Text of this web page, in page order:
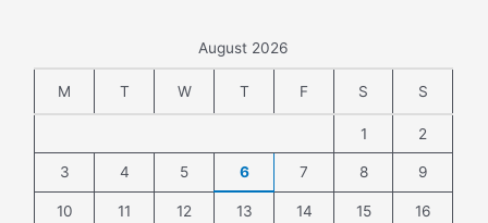
August 2026
M T W T F S S
1 2
3 4 5 6 7 8 9
10 11 12 13 14 15 16